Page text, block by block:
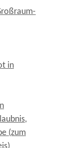
in
(zum